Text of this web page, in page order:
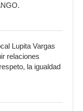
Lupita Vargas
relaciones
la igualdad